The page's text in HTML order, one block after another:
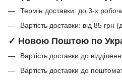
Термін доставки: до 3-х
Вартість доставки: від 85 грн
✓ Новою Поштою по
Вартість доставки до
Вартість доставки до